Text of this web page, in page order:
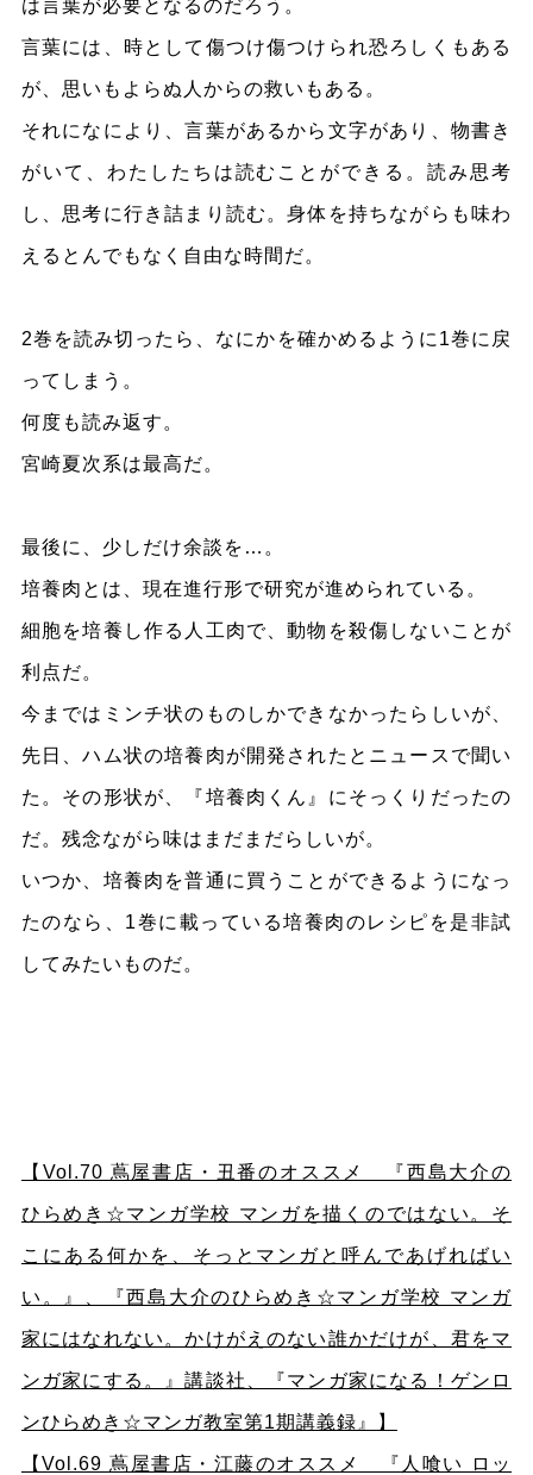
は言葉が必要となるのだろう。
言葉には、時として傷つけ傷つけられ恐ろしくもある
が、思いもよらぬ人からの救いもある。
それになにより、言葉があるから文字があり、物書き
がいて、わたしたちは読むことができる。読み思考
し、思考に行き詰まり読む。身体を持ちながらも味わ
えるとんでもなく自由な時間だ。
2巻を読み切ったら、なにかを確かめるように1巻に戻
ってしまう。
何度も読み返す。
宮崎夏次系は最高だ。
最後に、少しだけ余談を…。
培養肉とは、現在進行形で研究が進められている。
細胞を培養し作る人工肉で、動物を殺傷しないことが
利点だ。
今まではミンチ状のものしかできなかったらしいが、
先日、ハム状の培養肉が開発されたとニュースで聞い
た。その形状が、『培養肉くん』にそっくりだったの
だ。残念ながら味はまだまだらしいが。
いつか、培養肉を普通に買うことができるようになっ
たのなら、1巻に載っている培養肉のレシピを是非試
してみたいものだ。
【Vol.70 蔦屋書店・丑番のオススメ 『西島大介の
ひらめき☆マンガ学校 マンガを描くのではない。そ
こにある何かを、そっとマンガと呼んであげればい
い。』、『西島大介のひらめき☆マンガ学校 マンガ
家にはなれない。かけがえのない誰かだけが、君をマ
ンガ家にする。』講談社、『マンガ家になる！ゲンロ
ンひらめき☆マンガ教室第1期講義録』】
【Vol.69 蔦屋書店・江藤のオススメ 『人喰い ロッ